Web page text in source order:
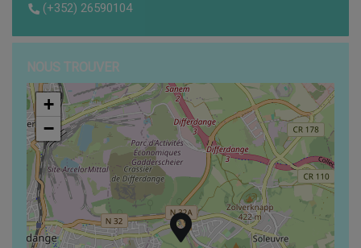
(+352) 26590104
NOUS TROUVER
+
−
+
−